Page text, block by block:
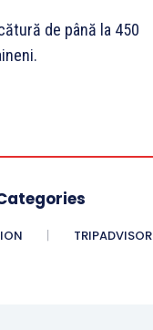
de până la 450
TRIPADVISOR